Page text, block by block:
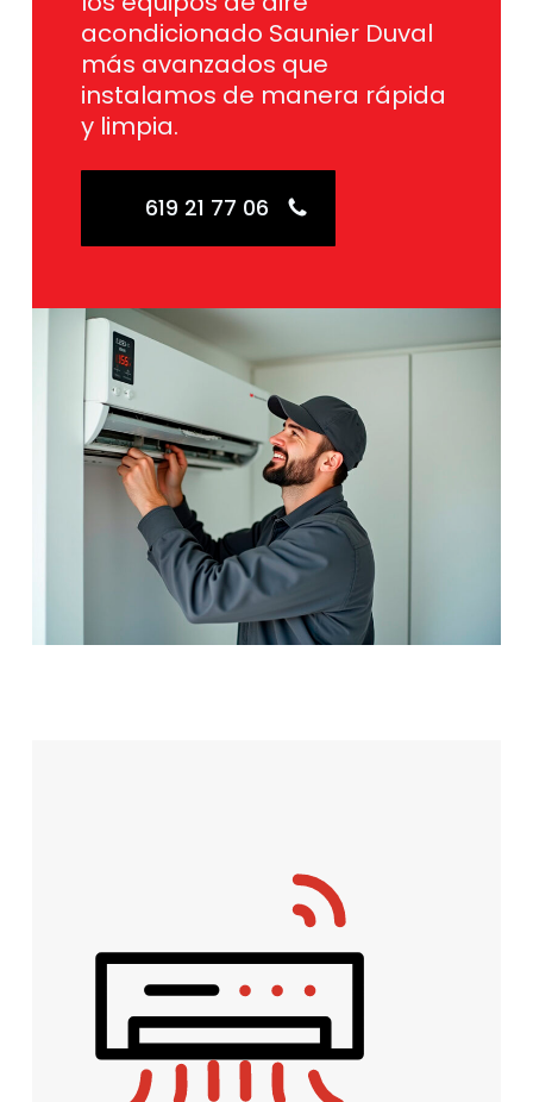
acondicionado Saunier Duval
más avanzados que
instalamos de manera rápida
y limpia.
619 21 77 06